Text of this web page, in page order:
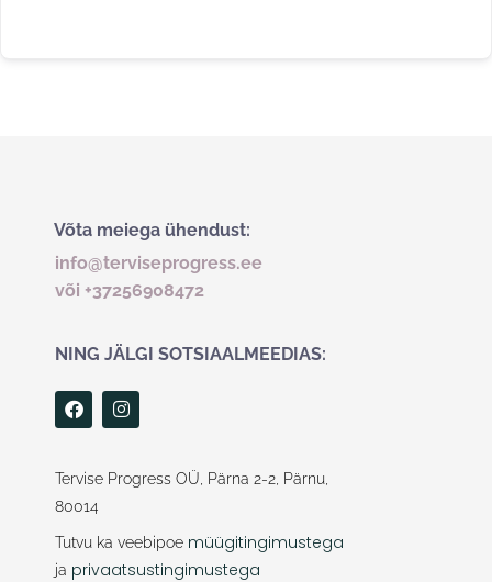
Võta meiega ühendust:
info@terviseprogress.ee
või +37256908472
NING JÄLGI SOTSIAALMEEDIAS:
F
a
c
b
o
o
I
n
s
a
g
m
Tervise Progress OÜ, Pärna 2-2, Pärnu,
80014
Tutvu ka veebipoe müügitingimustega
ja privaatsustingimustega